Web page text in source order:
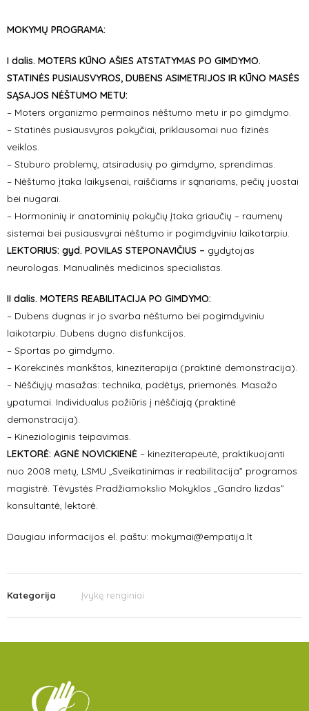
MOKYMŲ PROGRAMA:
I dalis. MOTERS KŪNO AŠIES ATSTATYMAS PO GIMDYMO.
STATINĖS PUSIAUSVYROS, DUBENS ASIMETRIJOS IR KŪNO MASĖS
SĄSAJOS NĖŠTUMO METU:
– Moters organizmo permainos nėštumo metu ir po gimdymo.
– Statinės pusiausvyros pokyčiai, priklausomai nuo fizinės
veiklos.
– Stuburo problemų, atsiradusių po gimdymo, sprendimas.
– Nėštumo įtaka laikysenai, raiščiams ir sąnariams, pečių juostai
bei nugarai.
– Hormoninių ir anatominių pokyčių įtaka griaučių – raumenų
sistemai bei pusiausvyrai nėštumo ir pogimdyviniu laikotarpiu.
LEKTORIUS: gyd. POVILAS STEPONAVIČIUS – gydytojas
neurologas. Manualinės medicinos specialistas.
II dalis. MOTERS REABILITACIJA PO GIMDYMO:
– Dubens dugnas ir jo svarba nėštumo bei pogimdyviniu
laikotarpiu. Dubens dugno disfunkcijos.
– Sportas po gimdymo.
– Korekcinės mankštos, kineziterapija (praktinė demonstracija).
– Nėščiųjų masažas: technika, padėtys, priemonės. Masažo
ypatumai. Individualus požiūris į nėščiają (praktinė
demonstracija).
– Kineziologinis teipavimas.
LEKTORĖ: AGNĖ NOVICKIENĖ – kineziterapeutė, praktikuojanti
nuo 2008 metų, LSMU „Sveikatinimas ir reabilitacija” programos
magistrė. Tėvystės Pradžiamokslio Mokyklos „Gandro lizdas”
konsultantė, lektorė.
Daugiau informacijos el. paštu: mokymai@empatija.lt
Kategorija Įvykę renginiai